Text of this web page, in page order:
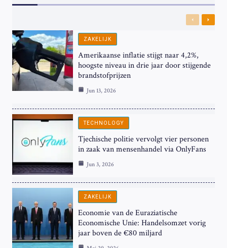
Previous
Next
ZAKELIJK
Amerikaanse inflatie stijgt naar 4,2%,
hoogste niveau in drie jaar door stijgende
brandstofprijzen
Jun 13, 2026
TECHNOLOGY
Tjechische politie vervolgt vier personen
in zaak van mensenhandel via OnlyFans
Jun 3, 2026
ZAKELIJK
Economie van de Euraziatische
Economische Unie: Handelsomzet vorig
jaar boven de €80 miljard